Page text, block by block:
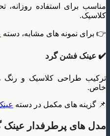
مناسب برای استفاده
کلاسیک.
👉 برای نمونه های مشابه، دسته
✔️ عینک فشن گرد
ترکیب طراحی کلاسیک و رنگ
خاص.
📌 گزینه های مکمل در دستهعینک
مدل های پرطرفدار عینک